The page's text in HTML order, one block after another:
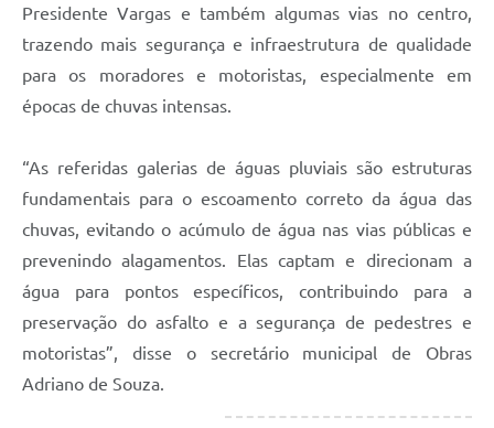
Presidente Vargas e também algumas vias no centro,
trazendo mais segurança e infraestrutura de qualidade
para os moradores e motoristas, especialmente em
épocas de chuvas intensas.
“As referidas galerias de águas pluviais são estruturas
fundamentais para o escoamento correto da água das
chuvas, evitando o acúmulo de água nas vias públicas e
prevenindo alagamentos. Elas captam e direcionam a
água para pontos específicos, contribuindo para a
preservação do asfalto e a segurança de pedestres e
motoristas”, disse o secretário municipal de Obras
Adriano de Souza.